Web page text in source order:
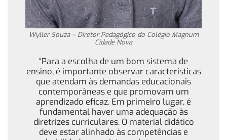
Wyller Souza – Diretor Pedagógico do Colégio Magnum
Cidade Nova
“Para a escolha de um bom sistema de
ensino, é importante observar características
que atendam às demandas educacionais
contemporâneas e que promovam um
aprendizado eficaz. Em primeiro lugar, é
fundamental haver uma adequação às
diretrizes curriculares. O material didático
deve estar alinhado às competências e